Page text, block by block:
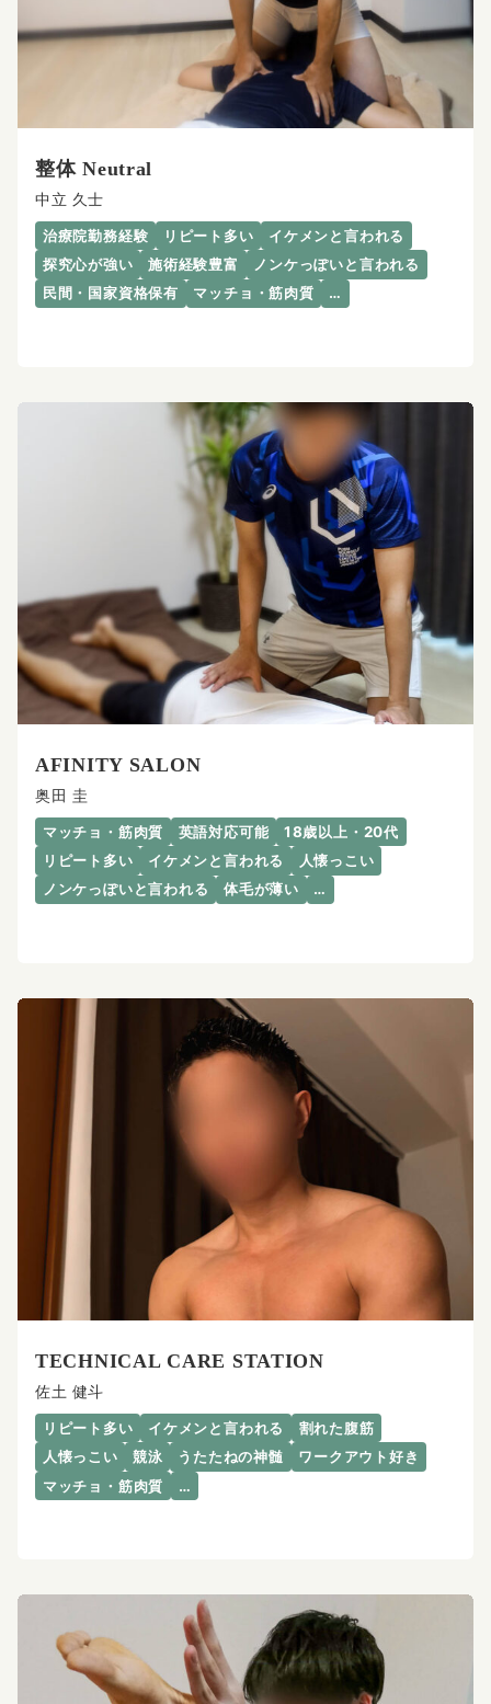
整体 Neutral
中立 久士
治療院勤務経験 リピート多い
イケメンと言われる
探究心が強い
施術経験豊富
ノンケっぽいと言われる
民間・国家資格保有
マッチョ・筋肉質 …
AFINITY SALON
奥田 圭
マッチョ・筋肉質 英語対応可能
18歳以上・20代
リピート多い
イケメンと言われる
人懐っこい
ノンケっぽいと言われる
体毛が薄い …
TECHNICAL CARE STATION
佐土 健斗
リピート多い イケメンと言われる
割れた腹筋
人懐っこい
競泳 うたたねの神髄
ワークアウト好き
マッチョ・筋肉質
…